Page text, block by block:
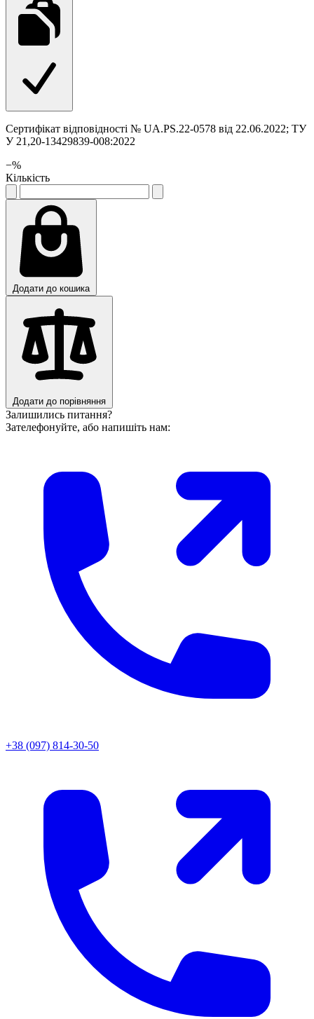
Сертифікат відповідності № UA.PS.22-0578 від 22.06.2022; ТУ
У 21,20-13429839-008:2022
−%
Кількість
Додати до кошика
Додати до порівняння
Залишились питання?
Зателефонуйте, або напишіть нам:
+38 (097) 814-30-50